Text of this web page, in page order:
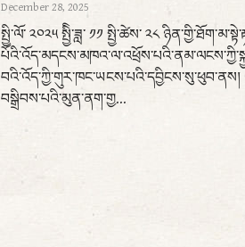
December 28, 2025
སྤྱི་ལོ་ ༢༠༢༥ སྤྱིི་ཟླ་ ༡༡ སྤྱི་ཚེས་ ༢༨
བའི་འོད་ཀྱི་གུར་ཁང་ཡངས་པའི་དབྱིངས་སུ་ཕུབ་ནས།
བསྒྲིབས་པའི་མུན་ནག་གྱ...